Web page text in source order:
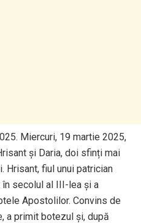
Miercuri, 19 martie 2025,
și Daria, doi sfinți mai
Hrisant, fiul unui patrician
secolul al III-lea și a
Apostolilor. Convins de
a primit botezul și, după